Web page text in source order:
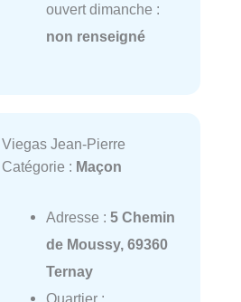
ouvert dimanche :
non renseigné
Viegas Jean-Pierre
Catégorie : Maçon
Adresse : 5 Chemin
de Moussy, 69360
Ternay
Quartier :